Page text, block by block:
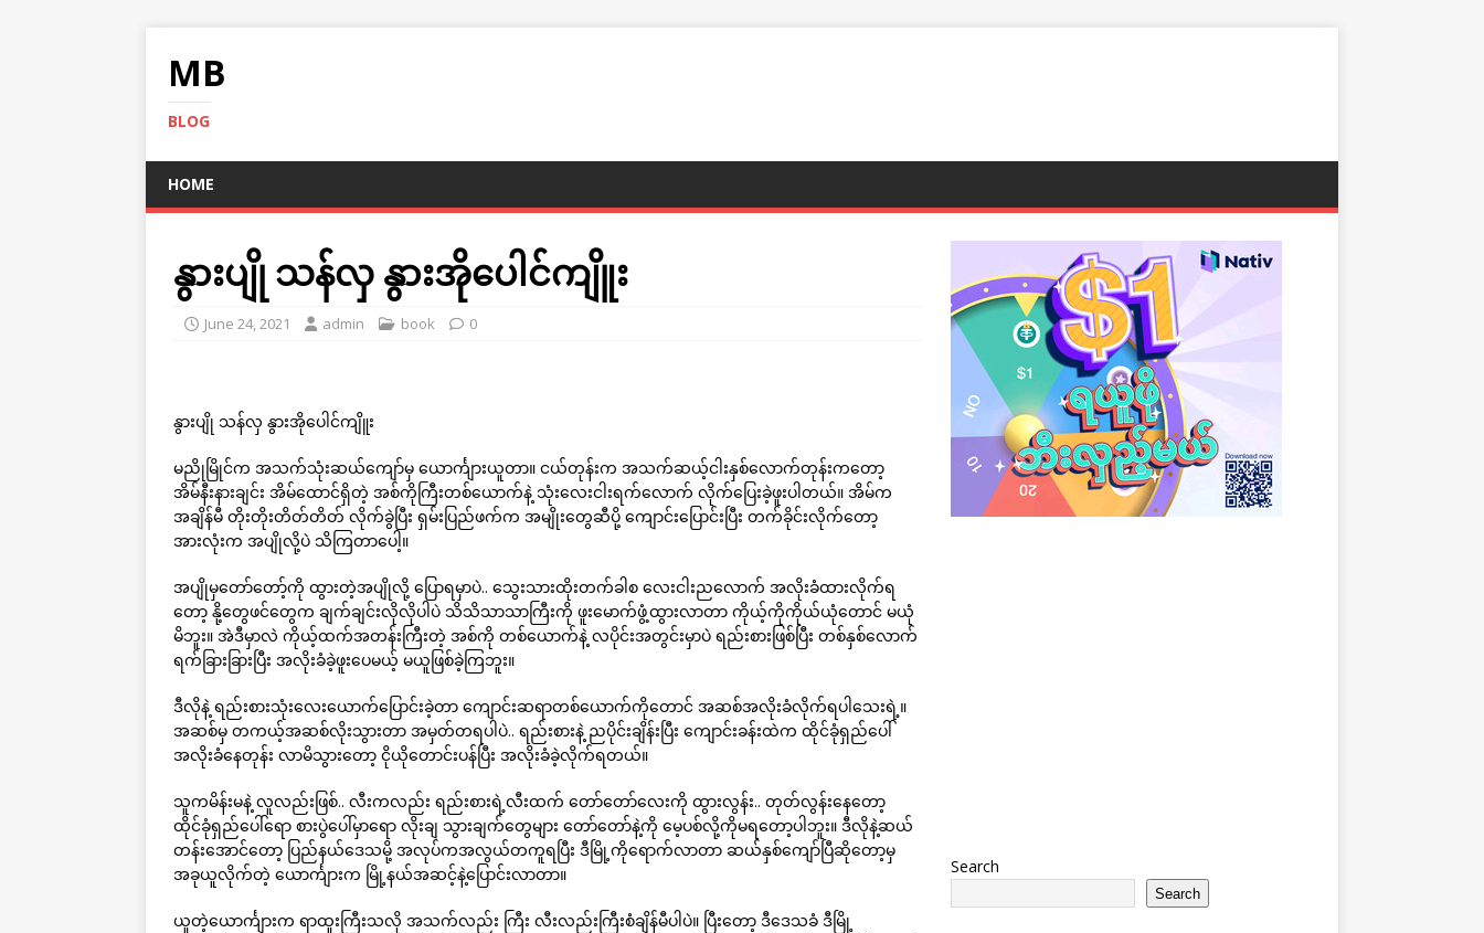
MB
BLOG
HOME
နွားပျို သန်လှ နွားအိုပေါင်ကျိူး
June 24, 2021 admin book 0
နွားပျို သန်လှ နွားအိုပေါင်ကျိူး
မညိုမြိုင်က အသက်သုံးဆယ်ကျော်မှ ယောင်္ကျားယူတာ။ ငယ်တုန်းက အသက်ဆယ့်ငါးနှစ်လောက်တုန်းကတော့
အိမ်နီးနားချင်း အိမ်ထောင်ရှိတဲ့ အစ်ကိုကြီးတစ်ယောက်နဲ့ သုံးလေးငါးရက်လောက် လိုက်ပြေးခဲ့ဖူးပါတယ်။ အိမ်က
အချိန်မီ တိုးတိုးတိတ်တိတ် လိုက်ခွဲပြီး ရှမ်းပြည်ဖက်က အမျိုးတွေဆီပို့ ကျောင်းပြောင်းပြီး တက်ခိုင်းလိုက်တော့
အားလုံးက အပျိုလို့ပဲ သိကြတာပေါ့။
အပျိုမှတော်တော့်ကို ထွားတဲ့အပျိုလို့ ပြောရမှာပဲ.. သွေးသားထိုးတက်ခါစ လေးငါးညလောက် အလိုးခံထားလိုက်ရ
တော့ နို့တွေဖင်တွေက ချက်ချင်းလိုလိုပါပဲ သိသိသာသာကြီးကို ဖူးမောက်ဖွံ့ထွားလာတာ ကိုယ့်ကိုကိုယ်ယုံတောင် မယုံ
မိဘူး။ အဲဒီမှာလဲ ကိုယ့်ထက်အတန်းကြီးတဲ့ အစ်ကို တစ်ယောက်နဲ့ လပိုင်းအတွင်းမှာပဲ ရည်းစားဖြစ်ပြီး တစ်နှစ်လောက်
ရက်ခြားခြားပြီး အလိုးခံခဲ့ဖူးပေမယ့် မယူဖြစ်ခဲ့ကြဘူး။
ဒီလိုနဲ့ ရည်းစားသုံးလေးယောက်ပြောင်းခဲ့တာ ကျောင်းဆရာတစ်ယောက်ကိုတောင် အဆစ်အလိုးခံလိုက်ရပါသေးရဲ့။
အဆစ်မှ တကယ့်အဆစ်လိုးသွားတာ အမှတ်တရပါပဲ.. ရည်းစားနဲ့ ညပိုင်းချိန်းပြီး ကျောင်းခန်းထဲက ထိုင်ခုံရှည်ပေါ်
အလိုးခံနေတုန်း လာမိသွားတော့ ငိုယိုတောင်းပန်ပြီး အလိုးခံခဲ့လိုက်ရတယ်။
သူကမိန်းမနဲ့ လူလည်းဖြစ်.. လီးကလည်း ရည်းစားရဲ့လီးထက် တော်တော်လေးကို ထွားလွန်း.. တုတ်လွန်းနေတော့
ထိုင်ခုံရှည်ပေါ်ရော စားပွဲပေါ်မှာရော လိုးချ သွားချက်တွေများ တော်တော်နဲ့ကို မေ့ပစ်လို့ကိုမရတော့ပါဘူး။ ဒီလိုနဲ့ဆယ်
တန်းအောင်တော့ ပြည်နယ်ဒေသမို့ အလုပ်ကအလွယ်တကူရပြီး ဒီမြို့ကိုရောက်လာတာ ဆယ်နှစ်ကျော်ပြီဆိုတော့မှ
အခုယူလိုက်တဲ့ ယောင်္ကျားက မြို့နယ်အဆင့်နဲ့ပြောင်းလာတာ။
ယူတဲ့ယောင်္ကျားက ရာထူးကြီးသလို အသက်လည်း ကြီး လီးလည်းကြီးစံချိန်မီပါပဲ။ ပြီးတော့ ဒီဒေသခံ ဒီမြို့
Search
Search